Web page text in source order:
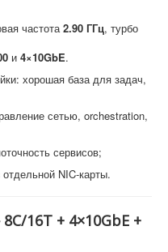
частота2.90 ГГц, турбо
и 4×10GbE.
хорошая база для задач,
сетью, orchestration,
сервисов;
NIC-карты.
16T + 4×10GbE +